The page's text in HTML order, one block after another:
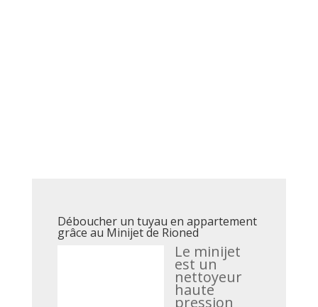
Déboucher un tuyau en appartement
grâce au Minijet de Rioned
Le minijet
est un
nettoyeur
haute
pression